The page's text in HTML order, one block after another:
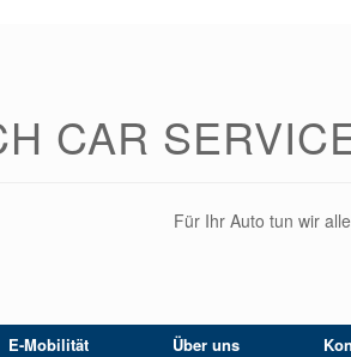
CAR
Für Ihr Auto tun wir
E-Mobilität Über uns